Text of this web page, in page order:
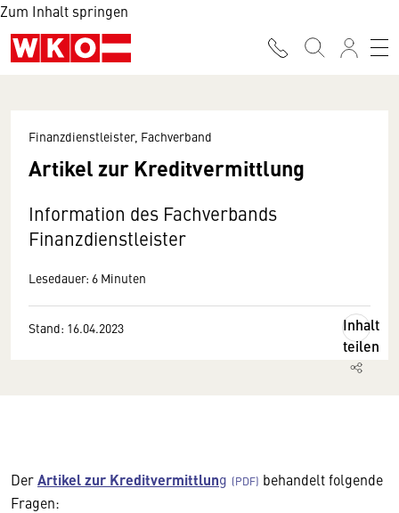
Zum Inhalt springen
Finanzdienstleister, Fachverband
Artikel zur Kreditvermittlung
Information des Fachverbands
Finanzdienstleister
Lesedauer: 6 Minuten
Stand: 16.04.2023
Inhalt
teilen
DerArtikel zur Kreditvermittlung
behandelt folgende
Fragen: